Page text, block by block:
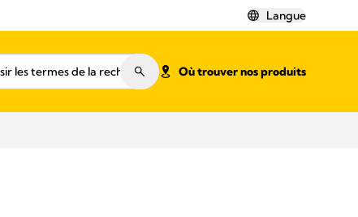
Langue
Où trouver nos produits